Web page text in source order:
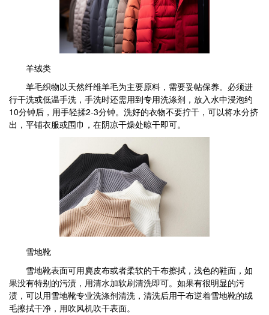
羊绒类
羊毛织物以天然纤维羊毛为主要原料，需要妥帖保养。必须进
行干洗或低温手洗，手洗时还需用到专用洗涤剂，放入水中浸泡约
10分钟后，用手轻揉2-3分钟。洗好的衣物不要拧干，可以将水分挤
出，平铺衣服或围巾，在阴凉干燥处晾干即可。
雪地靴
雪地靴表面可用麂皮布或者柔软的干布擦拭，浅色的鞋面，如
果没有特别的污渍，用清水加软刷清洗即可。如果有很明显的污
渍，可以用雪地靴专业洗涤剂清洗，清洗后用干布逆着雪地靴的绒
毛擦拭干净，用吹风机吹干表面。